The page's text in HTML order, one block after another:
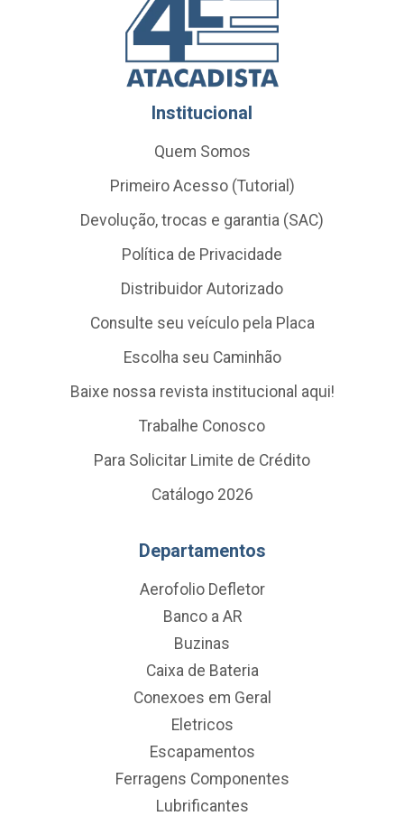
Institucional
Quem Somos
Primeiro Acesso (Tutorial)
Devolução, trocas e garantia (SAC)
Política de Privacidade
Distribuidor Autorizado
Consulte seu veículo pela Placa
Escolha seu Caminhão
Baixe nossa revista institucional aqui!
Trabalhe Conosco
Para Solicitar Limite de Crédito
Catálogo 2026
Departamentos
Aerofolio Defletor
Banco a AR
Buzinas
Caixa de Bateria
Conexoes em Geral
Eletricos
Escapamentos
Ferragens Componentes
Lubrificantes